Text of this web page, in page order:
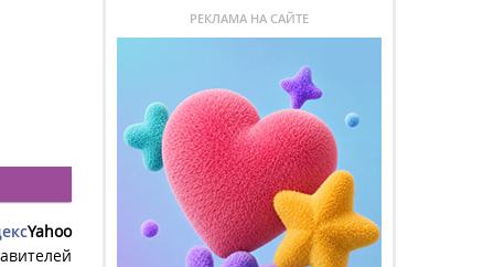
Yahoo
РЕКЛАМА НА САЙТЕ